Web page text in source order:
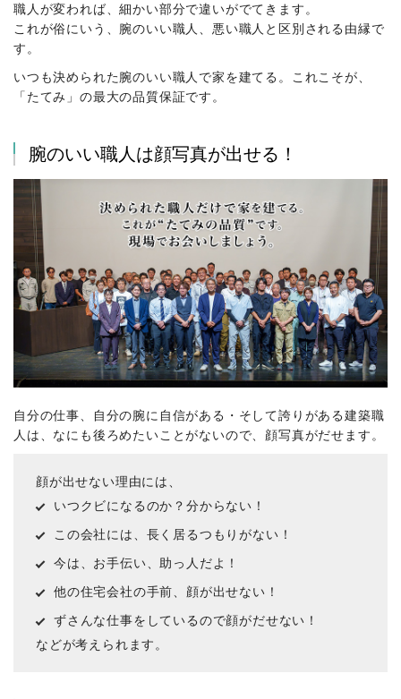
職人が変われば、細かい部分で違いがでてきます。
これが俗にいう、腕のいい職人、悪い職人と区別される由縁で
す。
いつも決められた腕のいい職人で家を建てる。これこそが、
「たてみ」の最大の品質保証です。
腕のいい職人は顔写真が出せる！
自分の仕事、自分の腕に自信がある・そして誇りがある建築職
人は、なにも後ろめたいことがないので、顔写真がだせます。
顔が出せない理由には、
いつクビになるのか？分からない！
この会社には、長く居るつもりがない！
今は、お手伝い、助っ人だよ！
他の住宅会社の手前、顔が出せない！
ずさんな仕事をしているので顔がだせない！
などが考えられます。